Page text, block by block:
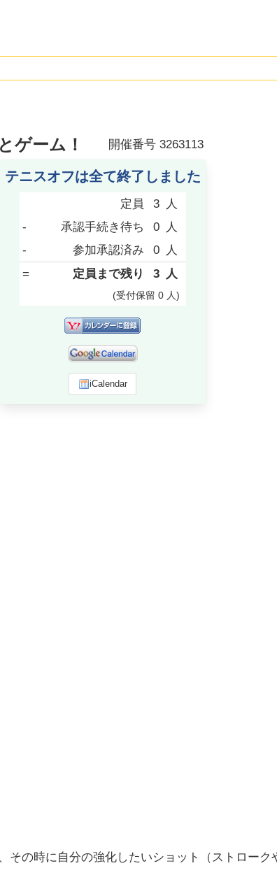
ゲーム！ 開催番号 3263113
テニスオフは全て終了しました
定員 3
人
-
承認手続き待ち 0
人
-
参加承認済み 0
人
=
定員まで残り 3 人
(受付保留0 人)
iCalendar
の時に自分の強化したいショット（ストロー